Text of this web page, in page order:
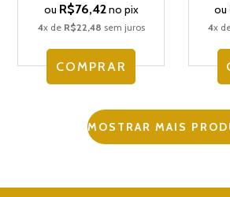
ou R$76,42no pix
4x de R$22,48 sem juros
COMPRAR
ou
4x
MOSTRAR MAIS